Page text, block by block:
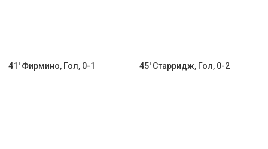
41' Фирмино, Гол, 0-1 45' Старридж, Гол, 0-2